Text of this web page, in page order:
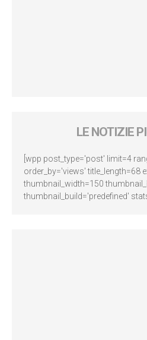
LE NOTIZIE
[wpp post_type='post' limit=4
order_by='views' title_length=68
thumbnail_width=150
thumbnail_build='predefined'